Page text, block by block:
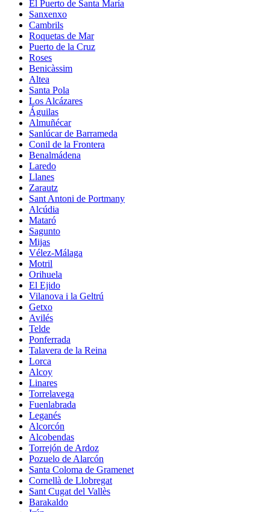
El Puerto de Santa María
Sanxenxo
Cambrils
Roquetas de Mar
Puerto de la Cruz
Roses
Benicàssim
Altea
Santa Pola
Los Alcázares
Águilas
Almuñécar
Sanlúcar de Barrameda
Conil de la Frontera
Benalmádena
Laredo
Llanes
Zarautz
Sant Antoni de Portmany
Alcúdia
Mataró
Sagunto
Mijas
Vélez-Málaga
Motril
Orihuela
El Ejido
Vilanova i la Geltrú
Getxo
Avilés
Telde
Ponferrada
Talavera de la Reina
Lorca
Alcoy
Linares
Torrelavega
Fuenlabrada
Leganés
Alcorcón
Alcobendas
Torrejón de Ardoz
Pozuelo de Alarcón
Santa Coloma de Gramenet
Cornellà de Llobregat
Sant Cugat del Vallès
Barakaldo